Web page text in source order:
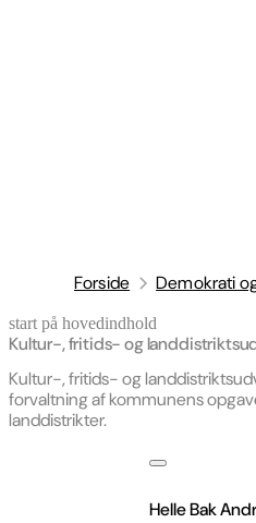
Forside Demokrati
start på hovedindhold
Kultur-, fritids- og
Kultur-, fritids- og
forvaltning af kommunens
landdistrikter.
senest opdateret 24. april 2026
Helle Bak